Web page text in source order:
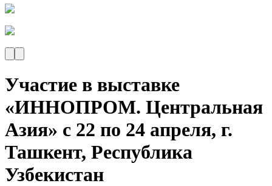
Участие в выставке
«ИННОПРОМ. Центральная
Азия» с 22 по 24 апреля, г.
Ташкент, Республика
Узбекистан